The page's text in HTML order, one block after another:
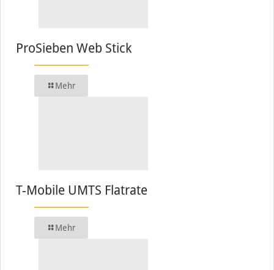
ProSieben Web Stick
Mehr
T-Mobile UMTS Flatrate
Mehr